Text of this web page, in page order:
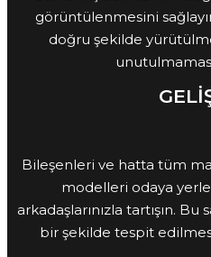
görüntülenmesini
doğru şekilde
Bileşenleri ve hatta tüm
modelleri odaya
arkadaşlarınızla tartışın.
bir şekilde tespit